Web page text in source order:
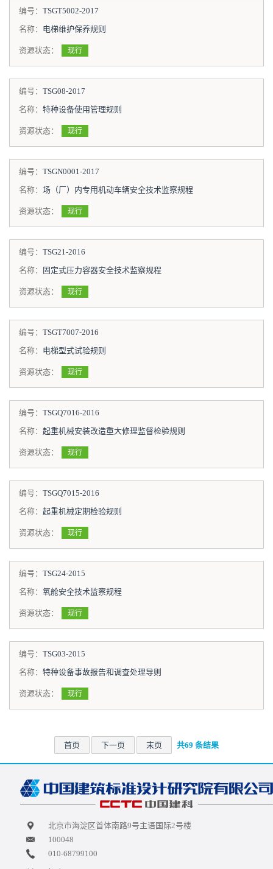
编号： TSGT5002-2017
名称： 电梯维护保养规则
资源状态： 现行
编号： TSG08-2017
名称： 特种设备使用管理规则
资源状态： 现行
编号： TSGN0001-2017
名称： 场（厂）内专用机动车辆安全技术监察规程
资源状态： 现行
编号： TSG21-2016
名称：
固定式压力容器安全技术监察规程
资源状态： 现行
编号： TSGT7007-2016
名称： 电梯型式试验规则
资源状态： 现行
编号： TSGQ7016-2016
名称： 起重机械安装改造重大修理监督检验规则
资源状态： 现行
编号： TSGQ7015-2016
名称： 起重机械定期检验规则
资源状态： 现行
编号： TSG24-2015
名称： 氧舱安全技术监察规程
资源状态： 现行
编号： TSG03-2015
名称： 特种设备事故报告和调查处理导则
资源状态： 现行
首页 下一页 末页 共69 条结果
北京市海淀区首体南路9号主语国际2号楼
100048
010-68799100